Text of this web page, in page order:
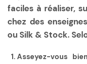
faciles à réaliser,
chez des
ou Silk & Stock.
Asseyez-vous